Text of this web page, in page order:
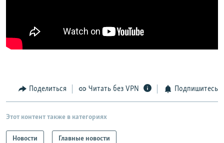
Поделиться Читать без VPN Подпишитесь
Этот контент также в категориях
Новости Главные новости